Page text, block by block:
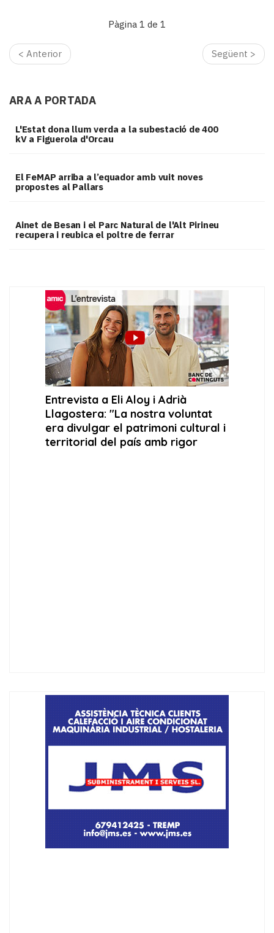
Pàgina 1 de 1
< Anterior Següent >
ARA A PORTADA
L'Estat dona llum verda a la subestació de 400
kV a Figuerola d'Orcau
El FeMAP arriba a l’equador amb vuit noves
propostes al Pallars
Ainet de Besan i el Parc Natural de l'Alt Pirineu
recupera i reubica el poltre de ferrar